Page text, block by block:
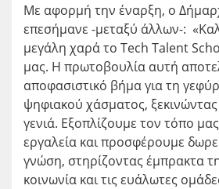
Με αφορμή την έναρξη, ο
επεσήμανε -μεταξύ άλλων-:
μεγάλη χαρά το Tech Talent
μας. Η πρωτοβουλία αυτή
αποφασιστικό βήμα για τη
ψηφιακού χάσματος,
γενιά. Εξοπλίζουμε τον τόπο
εργαλεία και προσφέρουμε
γνώση, στηρίζοντας έμπρακτα
κοινωνία και τις ευάλωτες